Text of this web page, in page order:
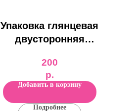
Упаковка глянцевая
двусторонняя
200
р.
Добавить в корзину
Подробнее